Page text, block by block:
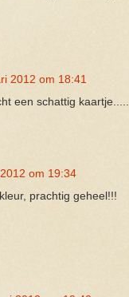
2012 om 18:41
een schattig kaartje.....
om 19:34
prachtig geheel!!!